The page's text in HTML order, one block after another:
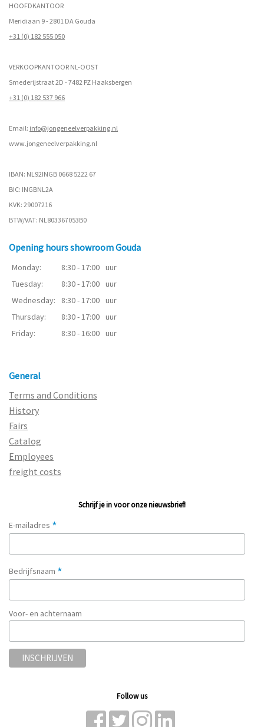
HOOFDKANTOOR
Meridiaan 9 - 2801 DA Gouda
+31 (0) 182 555 050
VERKOOPKANTOOR NL-OOST
Smederijstraat 2D - 7482 PZ Haaksbergen
+31 (0) 182 537 966
Email: info@jongeneelverpakking.nl
www.jongeneelverpakking.nl
IBAN: NL92INGB 0668 5222 67
BIC: INGBNL2A
KVK: 29007216
BTW/VAT: NL803367053B0
Opening hours showroom Gouda
Monday: 8:30 - 17:00 uur
Tuesday:
8:30 - 17:00 uur
Wednesday:
8:30 - 17:00 uur
Thursday:
8:30 - 17:00 uur
Friday:
8:30 - 16:00 uur
General
Terms and Conditions
History
Fairs
Catalog
Employees
freight costs
Schrijf je in voor onze nieuwsbrief!
E-mailadres *
Bedrijfsnaam *
Voor- en achternaam
Follow us